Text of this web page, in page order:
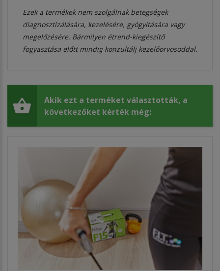
Ezek a termékek nem szolgálnak betegségek
diagnosztizálására, kezelésére, gyógyítására vagy
megelőzésére. Bármilyen étrend-kiegészítő
fogyasztása előtt mindig konzultálj kezelőorvosoddal.
Akik ezt a terméket választották, a
következőket kérték még: